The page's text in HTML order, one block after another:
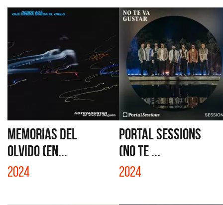
MEMORIAS DEL
OLVIDO (EN...
2024
PORTAL SESSIONS
(NO TE ...
2024